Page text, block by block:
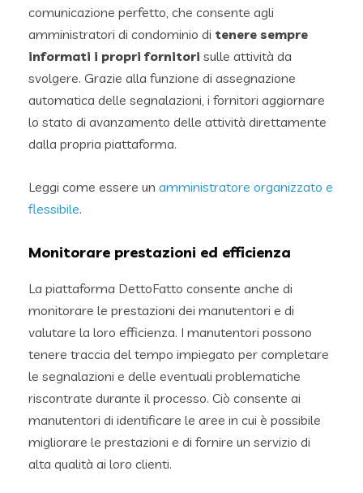
comunicazione perfetto, che consente agli
amministratori di condominio di tenere sempre
informati i propri fornitori sulle attività da
svolgere. Grazie alla funzione di assegnazione
automatica delle segnalazioni, i fornitori aggiornare
lo stato di avanzamento delle attività direttamente
dalla propria piattaforma.
Leggi come essere un amministratore organizzato e
flessibile.
Monitorare prestazioni ed efficienza
La piattaforma DettoFatto consente anche di
monitorare le prestazioni dei manutentori e di
valutare la loro efficienza. I manutentori possono
tenere traccia del tempo impiegato per completare
le segnalazioni e delle eventuali problematiche
riscontrate durante il processo. Ciò consente ai
manutentori di identificare le aree in cui è possibile
migliorare le prestazioni e di fornire un servizio di
alta qualità ai loro clienti.